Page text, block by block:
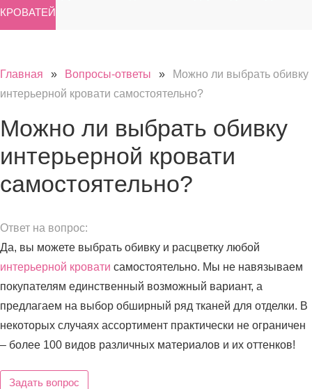
КРОВАТЕЙ
Главная » Вопросы-ответы »
Можно ли выбрать обивку
интерьерной кровати самостоятельно?
Можно ли выбрать обивку
интерьерной кровати
самостоятельно?
Ответ на вопрос:
Да, вы можете выбрать обивку и расцветку любой
интерьерной кровати самостоятельно. Мы не навязываем
покупателям единственный возможный вариант, а
предлагаем на выбор обширный ряд тканей для отделки. В
некоторых случаях ассортимент практически не ограничен
– более 100 видов различных материалов и их оттенков!
Задать вопрос